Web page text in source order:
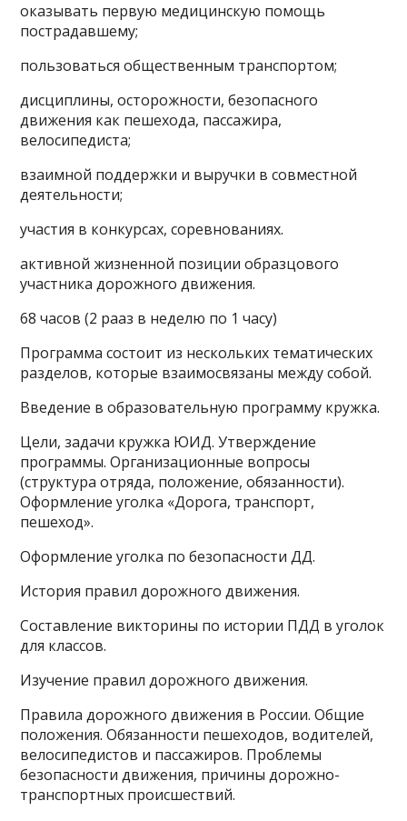
оказывать первую медицинскую помощь
пострадавшему;
пользоваться общественным транспортом;
дисциплины, осторожности, безопасного
движения как пешехода, пассажира,
велосипедиста;
взаимной поддержки и выручки в совместной
деятельности;
участия в конкурсах, соревнованиях.
активной жизненной позиции образцового
участника дорожного движения.
68 часов (2 рааз в неделю по 1 часу)
Программа состоит из нескольких тематических
разделов, которые взаимосвязаны между собой.
Введение в образовательную программу кружка.
Цели, задачи кружка ЮИД. Утверждение
программы. Организационные вопросы
(структура отряда, положение, обязанности).
Оформление уголка «Дорога, транспорт,
пешеход».
Оформление уголка по безопасности ДД.
История правил дорожного движения.
Составление викторины по истории ПДД в уголок
для классов.
Изучение правил дорожного движения.
Правила дорожного движения в России. Общие
положения. Обязанности пешеходов, водителей,
велосипедистов и пассажиров. Проблемы
безопасности движения, причины дорожно-
транспортных происшествий.